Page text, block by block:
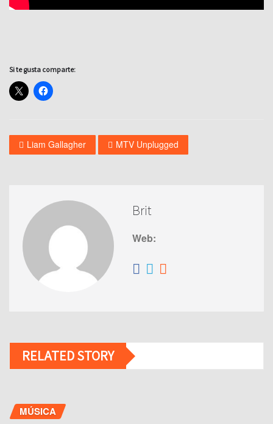
Si te gusta comparte:
Liam Gallagher MTV Unplugged
Brit
Web:
RELATED STORY
MÚSICA